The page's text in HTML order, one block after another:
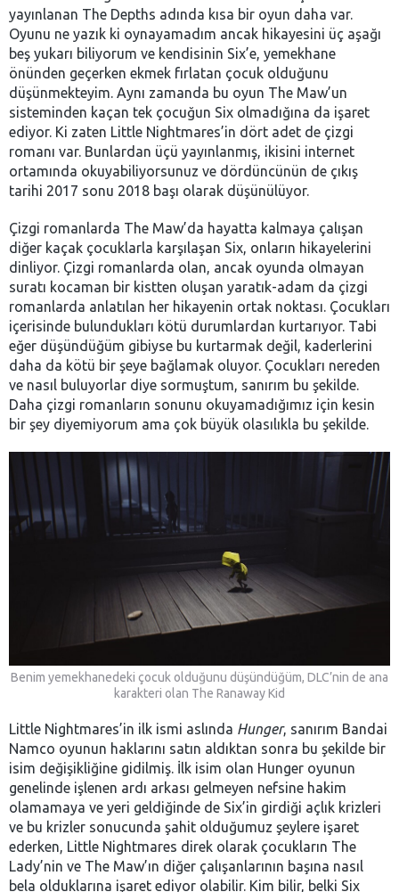
yayınlanan The Depths adında kısa bir oyun daha var.
Oyunu ne yazık ki oynayamadım ancak hikayesini üç aşağı
beş yukarı biliyorum ve kendisinin Six’e, yemekhane
önünden geçerken ekmek fırlatan çocuk olduğunu
düşünmekteyim. Aynı zamanda bu oyun The Maw’un
sisteminden kaçan tek çocuğun Six olmadığına da işaret
ediyor. Ki zaten Little Nightmares’in dört adet de çizgi
romanı var. Bunlardan üçü yayınlanmış, ikisini internet
ortamında okuyabiliyorsunuz ve dördüncünün de çıkış
tarihi 2017 sonu 2018 başı olarak düşünülüyor.
Çizgi romanlarda The Maw’da hayatta kalmaya çalışan
diğer kaçak çocuklarla karşılaşan Six, onların hikayelerini
dinliyor. Çizgi romanlarda olan, ancak oyunda olmayan
suratı kocaman bir kistten oluşan yaratık-adam da çizgi
romanlarda anlatılan her hikayenin ortak noktası. Çocukları
içerisinde bulundukları kötü durumlardan kurtarıyor. Tabi
eğer düşündüğüm gibiyse bu kurtarmak değil, kaderlerini
daha da kötü bir şeye bağlamak oluyor. Çocukları nereden
ve nasıl buluyorlar diye sormuştum, sanırım bu şekilde.
Daha çizgi romanların sonunu okuyamadığımız için kesin
bir şey diyemiyorum ama çok büyük olasılıkla bu şekilde.
Benim yemekhanedeki çocuk olduğunu düşündüğüm, DLC’nin de ana
karakteri olan The Ranaway Kid
Little Nightmares’in ilk ismi aslında Hunger, sanırım Bandai
Namco oyunun haklarını satın aldıktan sonra bu şekilde bir
isim değişikliğine gidilmiş. İlk isim olan Hunger oyunun
genelinde işlenen ardı arkası gelmeyen nefsine hakim
olamamaya ve yeri geldiğinde de Six’in girdiği açlık krizleri
ve bu krizler sonucunda şahit olduğumuz şeylere işaret
ederken, Little Nightmares direk olarak çocukların The
Lady’nin ve The Maw’ın diğer çalışanlarının başına nasıl
bela olduklarına işaret ediyor olabilir. Kim bilir, belki Six